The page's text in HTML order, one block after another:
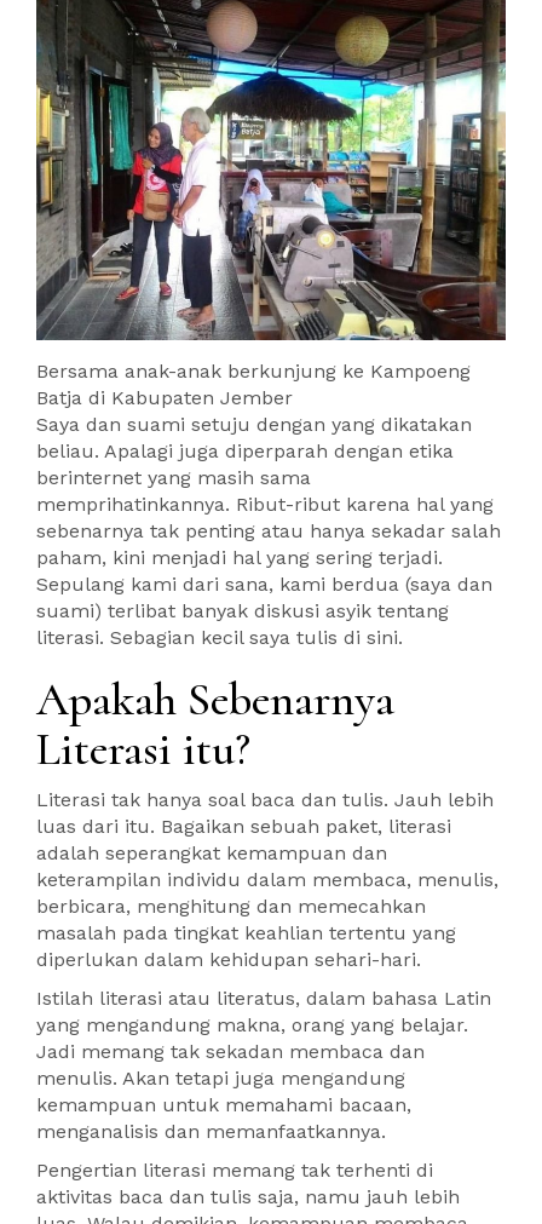
Bersama anak-anak berkunjung ke Kampoeng
Batja di Kabupaten Jember
Saya dan suami setuju dengan yang dikatakan
beliau. Apalagi juga diperparah dengan etika
berinternet yang masih sama
memprihatinkannya. Ribut-ribut karena hal yang
sebenarnya tak penting atau hanya sekadar salah
paham, kini menjadi hal yang sering terjadi.
Sepulang kami dari sana, kami berdua (saya dan
suami) terlibat banyak diskusi asyik tentang
literasi. Sebagian kecil saya tulis di sini.
Apakah Sebenarnya
Literasi itu?
Literasi tak hanya soal baca dan tulis. Jauh lebih
luas dari itu. Bagaikan sebuah paket, literasi
adalah seperangkat kemampuan dan
keterampilan individu dalam membaca, menulis,
berbicara, menghitung dan memecahkan
masalah pada tingkat keahlian tertentu yang
diperlukan dalam kehidupan sehari-hari.
Istilah literasi atau literatus, dalam bahasa Latin
yang mengandung makna, orang yang belajar.
Jadi memang tak sekadan membaca dan
menulis. Akan tetapi juga mengandung
kemampuan untuk memahami bacaan,
menganalisis dan memanfaatkannya.
Pengertian literasi memang tak terhenti di
aktivitas baca dan tulis saja, namu jauh lebih